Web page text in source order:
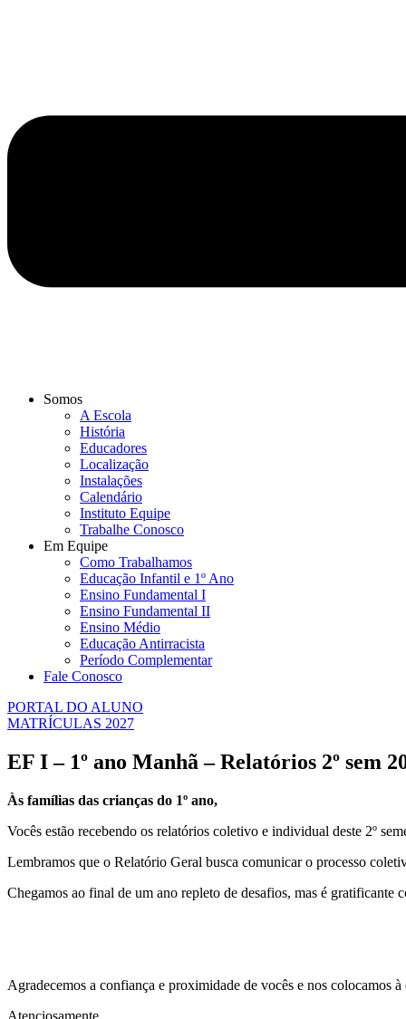
Somos
A Escola
História
Educadores
Localização
Instalações
Calendário
Instituto Equipe
Trabalhe Conosco
Em Equipe
Como Trabalhamos
Educação Infantil e 1º Ano
Ensino Fundamental I
Ensino Fundamental II
Ensino Médio
Educação Antirracista
Período Complementar
Fale Conosco
PORTAL DO ALUNO
MATRÍCULAS 2027
EF I – 1º ano Manhã – Relatórios 2º sem
Às famílias das crianças do 1º ano,
Vocês estão recebendo os relatórios coletivo e individual deste 2º
Lembramos que o Relatório Geral busca comunicar o processo
Chegamos ao final de um ano repleto de desafios, mas é gratificante
Agradecemos a confiança e proximidade de vocês e nos colocamos
Atenciosamente,